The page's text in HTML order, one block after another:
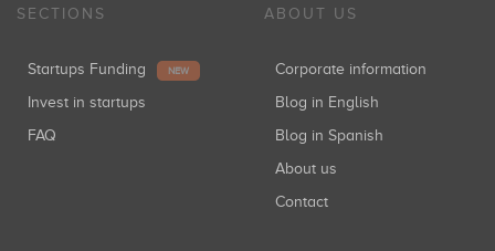
SECTIONS
Startups Funding NEW
Invest in startups
FAQ
ABOUT US
Corporate information
Blog in English
Blog in Spanish
About us
Contact